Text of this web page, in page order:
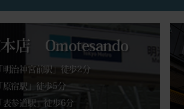
本店 Omotesando
明治神宮前駅」徒歩2分
原宿駅」徒歩5分
表参道駅」徒歩6分